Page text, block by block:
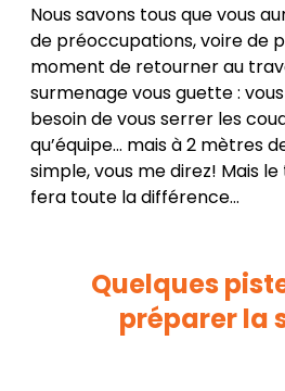
Nous savons tous que vous
de préoccupations, voire de
moment de retourner au
surmenage vous guette :
besoin de vous serrer les
qu’équipe… mais à 2 mètres
simple, vous me direz! Mais
fera toute la différence…
Quelques
préparer la